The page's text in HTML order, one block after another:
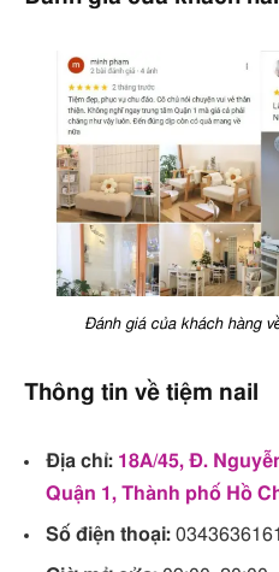
Đánh giá của khách hàng
Thông tin về tiệm nail
Địa chỉ: 18A/45, Đ.
Quận 1, Thành phố Hồ
Số điện thoại: 0343636161